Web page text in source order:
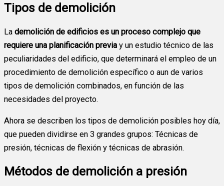
Tipos de demolición
La demolición de edificios es un proceso complejo que
requiere una planificación previa y un estudio técnico de las
peculiaridades del edificio, que determinará el empleo de un
procedimiento de demolición específico o aun de varios
tipos de demolición combinados, en función de las
necesidades del proyecto.
Ahora se describen los tipos de demolición posibles hoy día,
que pueden dividirse en 3 grandes grupos: Técnicas de
presión, técnicas de flexión y técnicas de abrasión.
Métodos de demolición a presión